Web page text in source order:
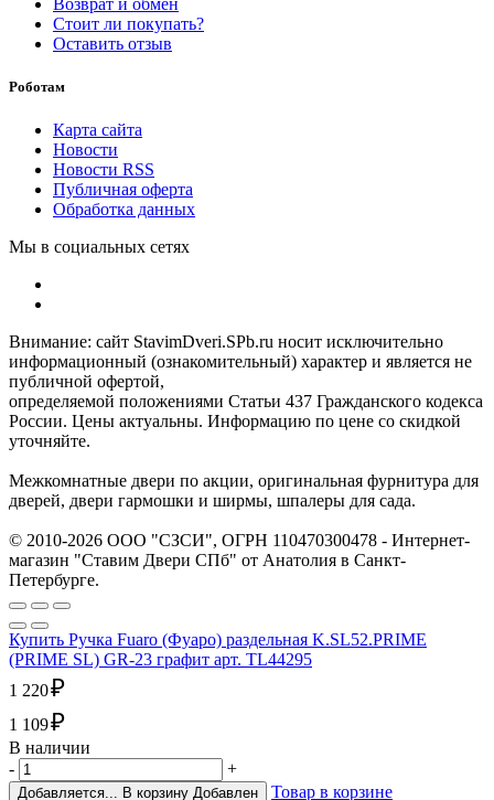
Стоит ли покупать?
Оставить отзыв
Роботам
Карта сайта
Новости
Новости RSS
Публичная оферта
Обработка данных
Мы в социальных сетях
Внимание: сайт StavimDveri.SPb.ru носит исключительно
информационный (ознакомительный) характер и является не
публичной офертой,
определяемой положениями Статьи 437 Гражданского кодекса
России. Цены актуальны. Информацию по цене со скидкой
уточняйте.
Межкомнатные двери по акции, оригинальная фурнитура для
дверей, двери гармошки и ширмы, шпалеры для сада.
© 2010-2026 ООО "СЗСИ", ОГРН 110470300478 - Интернет-
магазин "Ставим Двери СПб" от Анатолия в Санкт-
Петербурге.
Купить Ручка Fuaro (Фуаро) раздельная K.SL52.PRIME
(PRIME SL) GR-23 графит арт. TL44295
1 220₽
1 109₽
В наличии
-
+
Добавляется... В корзину Добавлен
Товар в корзине